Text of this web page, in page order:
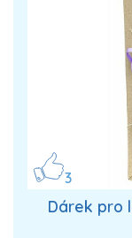
3
Dárek pro